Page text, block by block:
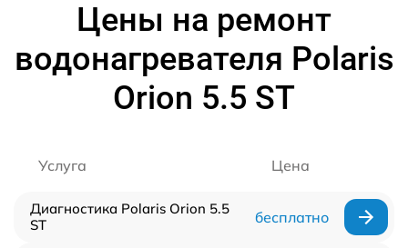
Цены на ремонт
водонагревателя Polaris
Orion 5.5 ST
Услуга Цена
Диагностика Polaris Orion 5.5
ST
бесплатно